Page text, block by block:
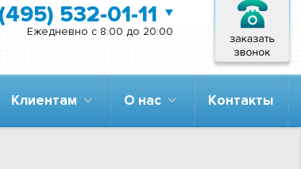
532-01-11
Ежедневно с 8:00 до 20:00
Клиентам О нас Контакты